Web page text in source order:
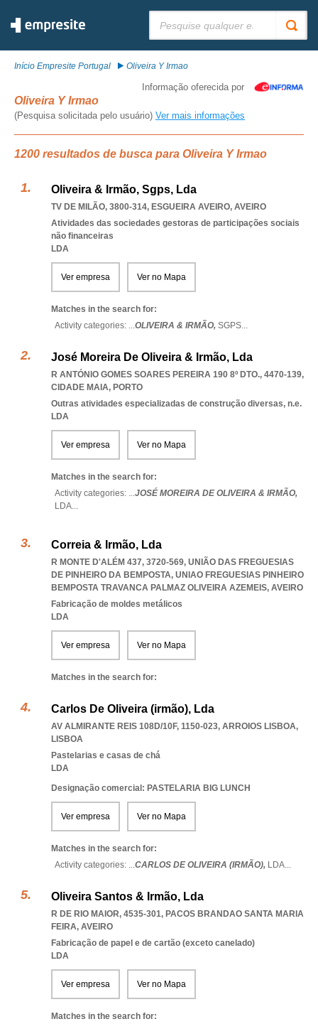
Início Empresite Portugal Oliveira Y Irmao
Informação oferecida por
Oliveira Y Irmao
(Pesquisa solicitada pelo usuário) Ver mais informações
1200 resultados de busca para Oliveira Y Irmao
Oliveira & Irmão, Sgps, Lda
TV DE MILÃO, 3800-314, ESGUEIRA AVEIRO, AVEIRO
Atividades das sociedades gestoras de participações sociais
não financeiras
LDA
Ver empresa Ver no Mapa
Matches in the search for:
Activity categories: ...OLIVEIRA & IRMÃO, SGPS...
José Moreira De Oliveira & Irmão, Lda
R ANTÓNIO GOMES SOARES PEREIRA 190 8º DTO., 4470-139,
CIDADE MAIA, PORTO
Outras atividades especializadas de construção diversas, n.e.
LDA
Ver empresa Ver no Mapa
Matches in the search for:
Activity categories: ...JOSÉ MOREIRA DE OLIVEIRA & IRMÃO,
LDA...
Correia & Irmão, Lda
R MONTE D'ALÉM 437, 3720-569, UNIÃO DAS FREGUESIAS
DE PINHEIRO DA BEMPOSTA, UNIAO FREGUESIAS PINHEIRO
BEMPOSTA TRAVANCA PALMAZ OLIVEIRA AZEMEIS, AVEIRO
Fabricação de moldes metálicos
LDA
Ver empresa Ver no Mapa
Matches in the search for:
Carlos De Oliveira (irmão), Lda
AV ALMIRANTE REIS 108D/10F, 1150-023, ARROIOS LISBOA,
LISBOA
Pastelarias e casas de chá
LDA
Designação comercial: PASTELARIA BIG LUNCH
Ver empresa Ver no Mapa
Matches in the search for:
Activity categories: ...CARLOS DE OLIVEIRA (IRMÃO), LDA...
Oliveira Santos & Irmão, Lda
R DE RIO MAIOR, 4535-301, PACOS BRANDAO SANTA MARIA
FEIRA, AVEIRO
Fabricação de papel e de cartão (exceto canelado)
LDA
Ver empresa Ver no Mapa
Matches in the search for: